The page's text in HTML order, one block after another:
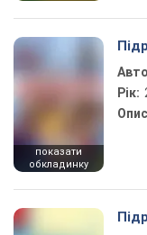
показати
обкладинку
Рік: